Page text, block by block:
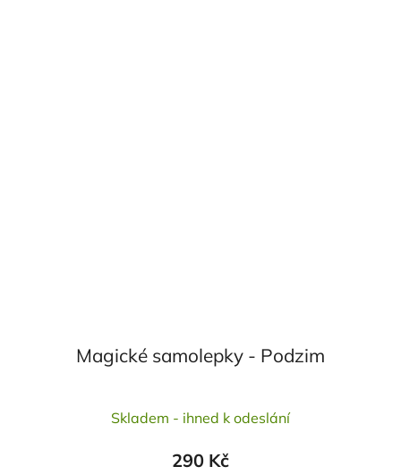
Magické samolepky - Podzim
hodnocení
je
Skladem - ihned k odeslání
290 Kč